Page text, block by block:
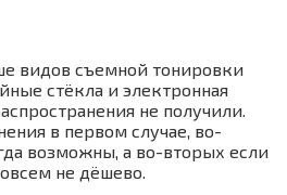
видов съемной тонировки
стёкла и электронная
не получили.
в первом случае, во-
возможны, а во-вторых если
не дёшево.